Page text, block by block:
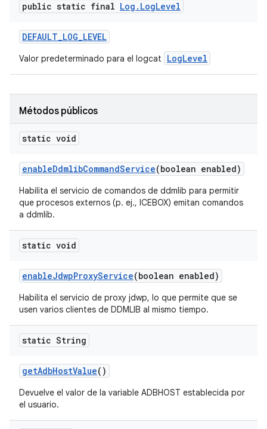
public static final Log . LogLevel
DEFAULT_LOG_LEVEL
Valor predeterminado para el logcat LogLevel
Métodos públicos
static void
enableDdmlibCommandService(boolean enabled)
Habilita el servicio de comandos de ddmlib para permitir
que procesos externos (p. ej., ICEBOX) emitan comandos
a ddmlib.
static void
enableJdwpProxyService(boolean enabled)
Habilita el servicio de proxy jdwp, lo que permite que se
usen varios clientes de DDMLIB al mismo tiempo.
static String
getAdbHostValue()
Devuelve el valor de la variable ADBHOST establecida por
el usuario.